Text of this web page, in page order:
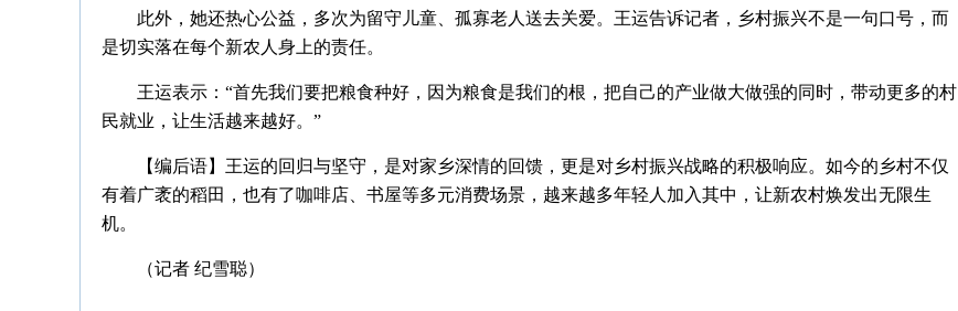
此外，她还热心公益，多次为留守儿童、孤寡老人送去关爱。王运告诉记者，乡村振兴不是一句口号，而
是切实落在每个新农人身上的责任。
王运表示：“首先我们要把粮食种好，因为粮食是我们的根，把自己的产业做大做强的同时，带动更多的村
民就业，让生活越来越好。”
【编后语】王运的回归与坚守，是对家乡深情的回馈，更是对乡村振兴战略的积极响应。如今的乡村不仅
有着广袤的稻田，也有了咖啡店、书屋等多元消费场景，越来越多年轻人加入其中，让新农村焕发出无限生
机。
（记者 纪雪聪）